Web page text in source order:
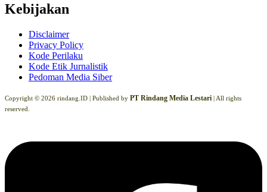
Kebijakan
Disclaimer
Privacy Policy
Kode Perilaku
Kode Etik Jurnalistik
Pedoman Media Siber
Copyright © 2026 rindang.ID | Published by PT Rindang Media Lestari | All rights
reserved.